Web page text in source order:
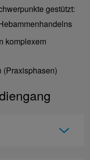
gestützt:
komplexem
(Praxisphasen)